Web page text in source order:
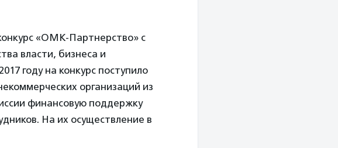
«ОМК-Партнерство» с
власти, бизнеса и
году на конкурс поступило
организаций из
финансовую поддержку
На их осуществление в